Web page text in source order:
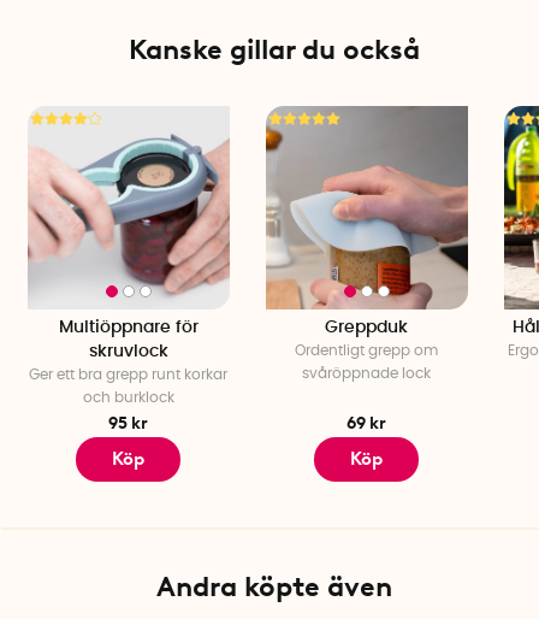
Kanske gillar du också
Multiöppnare för
skruvlock
Ger ett bra grepp runt korkar
och burklock
95 kr
Köp
Greppduk
Ordentligt grepp om
svåröppnade lock
69 kr
Köp
Andra köpte även